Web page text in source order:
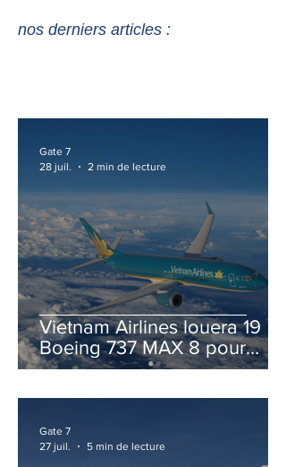
nos derniers articles :
Vietnam Airlines louera 19
Boeing 737 MAX 8 pour
accélérer la modernisation
Gate 7
28 juil.
2 min de lecture
Gate 7
27 juil.
5 min de lecture